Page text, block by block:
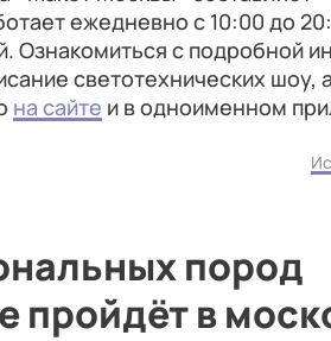
ежедневно с 10:00 до
Ознакомиться с подробной
светотехнических шоу,
на сайте и в одноименном
пород
пройдёт в